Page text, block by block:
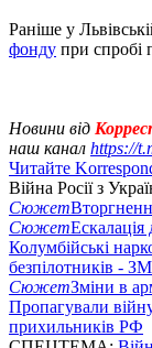
Раніше у
фонду при спробі
Новини від
наш канал https://
Читайте
Війна Росії з
Сюжет
Сюжет
Колумбійські
безпілотників -
СюжетЗміни в
Пропагували
прихильників РФ